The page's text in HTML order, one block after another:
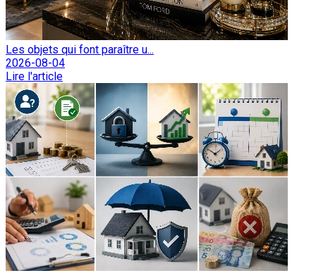
Les objets qui font paraître u...
2026-08-04
Lire l'article